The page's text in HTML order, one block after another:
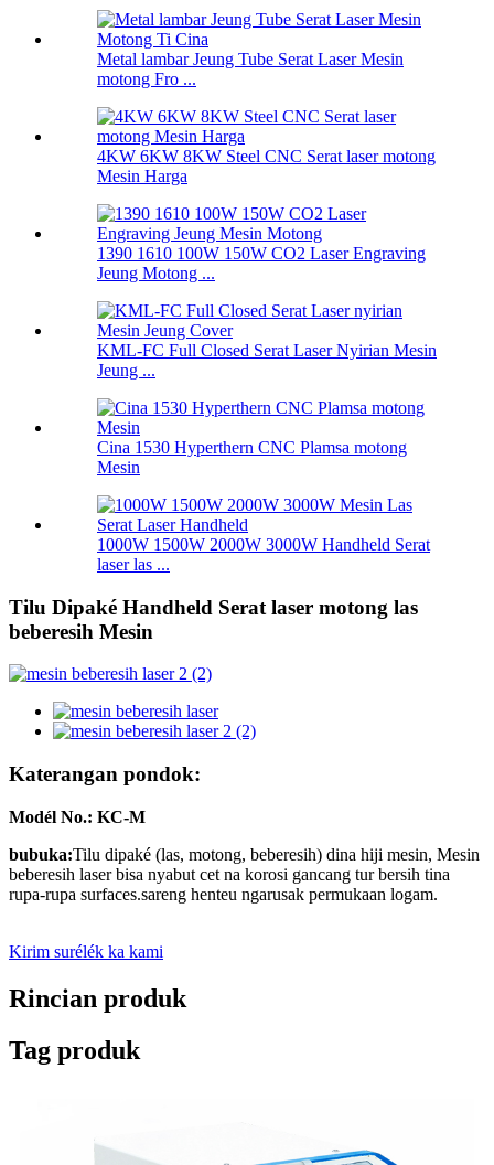
Metal lambar Jeung Tube Serat Laser Mesin
motong Fro ...
4KW 6KW 8KW Steel CNC Serat laser motong
Mesin Harga
1390 1610 100W 150W CO2 Laser Engraving
Jeung Motong ...
KML-FC Full Closed Serat Laser Nyirian Mesin
Jeung ...
Cina 1530 Hyperthern CNC Plamsa motong
Mesin
1000W 1500W 2000W 3000W Handheld Serat
laser las ...
Tilu Dipaké Handheld Serat laser motong las
beberesih Mesin
Katerangan pondok:
Modél No.: KC-M
bubuka:Tilu dipaké (las, motong, beberesih) dina hiji mesin, Mesin
beberesih laser bisa nyabut cet na korosi gancang tur bersih tina
rupa-rupa surfaces.sareng henteu ngarusak permukaan logam.
Kirim surélék ka kami
Rincian produk
Tag produk